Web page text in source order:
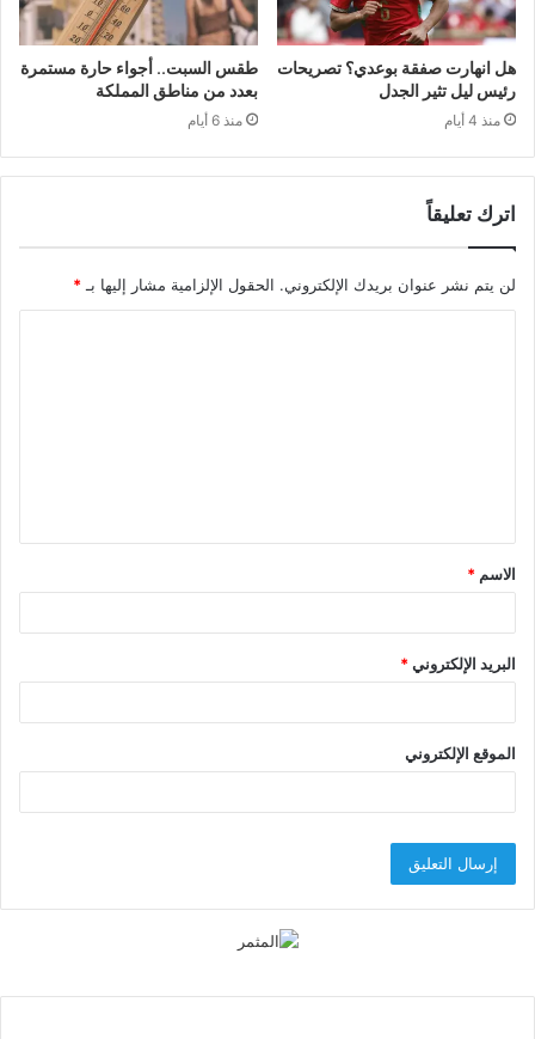
هل انهارت صفقة بوعدي؟ تصريحات
رئيس ليل تثير الجدل
منذ 4 أيام
طقس السبت.. أجواء حارة مستمرة
بعدد من مناطق المملكة
منذ 6 أيام
اترك تعليقاً
لن يتم نشر عنوان بريدك الإلكتروني. الحقول الإلزامية مشار إليها بـ*
ق
*
الاسم *
البريد الإلكتروني*
الموقع الإلكتروني